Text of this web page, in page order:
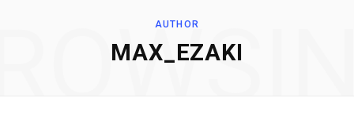
AUTHOR
MAX_EZAKI